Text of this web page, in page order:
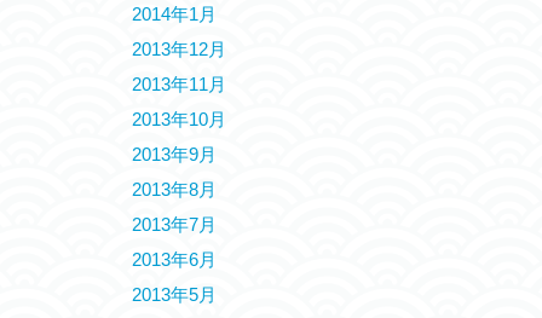
2014年1月
2013年12月
2013年11月
2013年10月
2013年9月
2013年8月
2013年7月
2013年6月
2013年5月